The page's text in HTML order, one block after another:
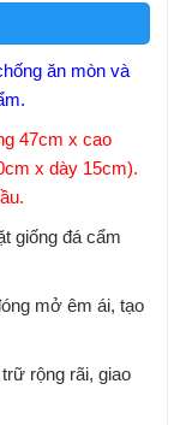
ăn mòn và
47cm x cao
x dày 15cm).
giống đá cẩm
mở êm ái, tạo
rộng rãi, giao